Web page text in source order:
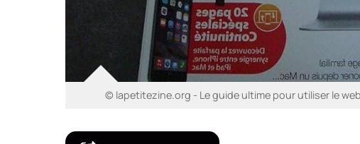
© lapetitezine.org - Le guide ultime pour utiliser le